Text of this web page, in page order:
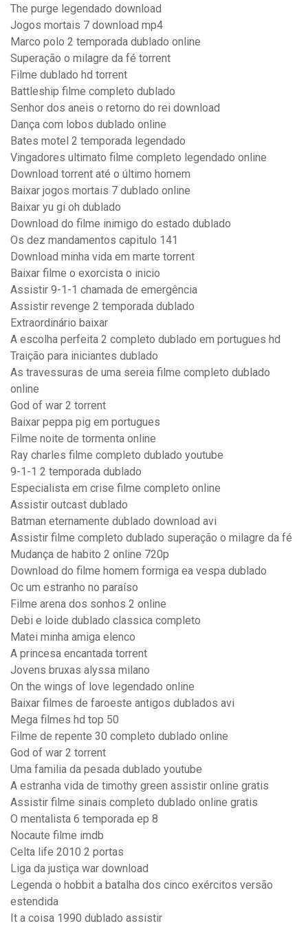
The purge legendado download
Jogos mortais 7 download mp4
Marco polo 2 temporada dublado online
Superação o milagre da fé torrent
Filme dublado hd torrent
Battleship filme completo dublado
Senhor dos aneis o retorno do rei download
Dança com lobos dublado online
Bates motel 2 temporada legendado
Vingadores ultimato filme completo legendado online
Download torrent até o último homem
Baixar jogos mortais 7 dublado online
Baixar yu gi oh dublado
Download do filme inimigo do estado dublado
Os dez mandamentos capitulo 141
Download minha vida em marte torrent
Baixar filme o exorcista o inicio
Assistir 9-1-1 chamada de emergência
Assistir revenge 2 temporada dublado
Extraordinário baixar
A escolha perfeita 2 completo dublado em portugues hd
Traição para iniciantes dublado
As travessuras de uma sereia filme completo dublado
online
God of war 2 torrent
Baixar peppa pig em portugues
Filme noite de tormenta online
Ray charles filme completo dublado youtube
9-1-1 2 temporada dublado
Especialista em crise filme completo online
Assistir outcast dublado
Batman eternamente dublado download avi
Assistir filme completo dublado superação o milagre da fé
Mudança de habito 2 online 720p
Download do filme homem formiga ea vespa dublado
Oc um estranho no paraíso
Filme arena dos sonhos 2 online
Debi e loide dublado classica completo
Matei minha amiga elenco
A princesa encantada torrent
Jovens bruxas alyssa milano
On the wings of love legendado online
Baixar filmes de faroeste antigos dublados avi
Mega filmes hd top 50
Filme de repente 30 completo dublado online
God of war 2 torrent
Uma familia da pesada dublado youtube
A estranha vida de timothy green assistir online gratis
Assistir filme sinais completo dublado online gratis
O mentalista 6 temporada ep 8
Nocaute filme imdb
Celta life 2010 2 portas
Liga da justiça war download
Legenda o hobbit a batalha dos cinco exércitos versão
estendida
It a coisa 1990 dublado assistir